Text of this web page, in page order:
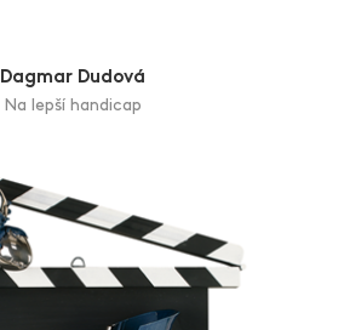
Dagmar Dudová
Na lepší handicap